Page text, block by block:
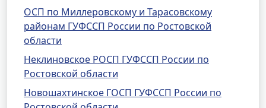
ОСП по Миллеровскому и Тарасовскому
районам ГУФССП России по Ростовской
области
Неклиновское РОСП ГУФССП России по
Ростовской области
Новошахтинское ГОСП ГУФССП России по